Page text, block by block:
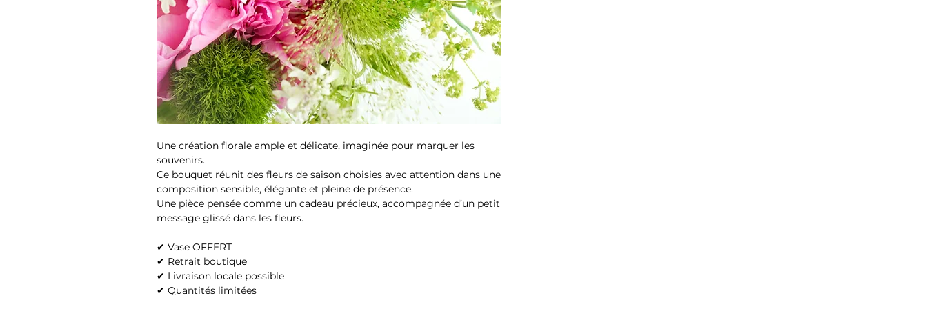
Une création florale ample et délicate, imaginée pour marquer les
souvenirs.
Ce bouquet réunit des fleurs de saison choisies avec attention dans une
composition sensible, élégante et pleine de présence.
Une pièce pensée comme un cadeau précieux, accompagnée d’un petit
message glissé dans les fleurs.
✔ Vase OFFERT
✔ Retrait boutique
✔ Livraison locale possible
✔ Quantités limitées